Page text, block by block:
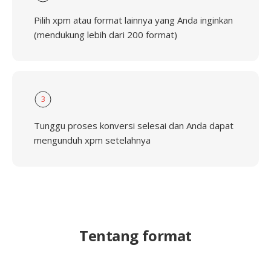
Pilih xpm atau format lainnya yang Anda inginkan
(mendukung lebih dari 200 format)
3
Tunggu proses konversi selesai dan Anda dapat
mengunduh xpm setelahnya
Tentang format